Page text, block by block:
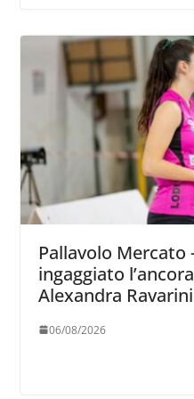
Pallavolo Mercato
ingaggiato
Alexandra Ravarini
06/08/2026